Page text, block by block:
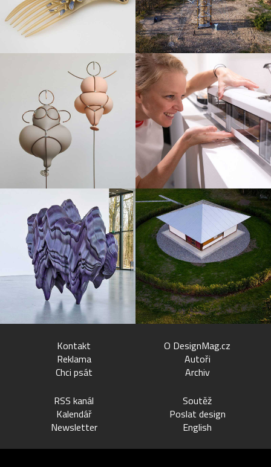
Kontakt
Reklama
Chci psát
O DesignMag.cz
Autoři
Archiv
RSS kanál
Kalendář
Newsletter
Soutěž
Poslat design
English